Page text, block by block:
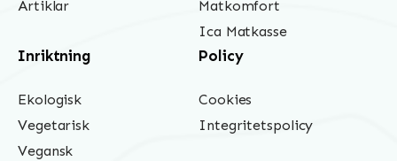
Artiklar
Matkomfort
Ica Matkasse
Inriktning
Ekologisk
Vegetarisk
Vegansk
Policy
Cookies
Integritetspolicy